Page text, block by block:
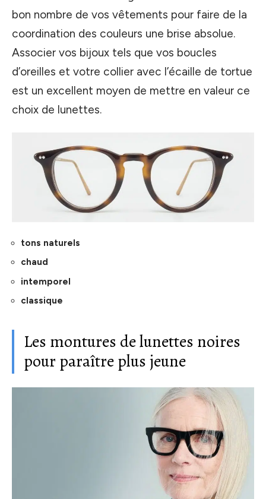
bon nombre de vos vêtements pour faire de la
coordination des couleurs une brise absolue.
Associer vos bijoux tels que vos boucles
d’oreilles et votre collier avec l’écaille de tortue
est un excellent moyen de mettre en valeur ce
choix de lunettes.
tons naturels
chaud
intemporel
classique
​Les montures de lunettes noires
pour paraître plus jeune